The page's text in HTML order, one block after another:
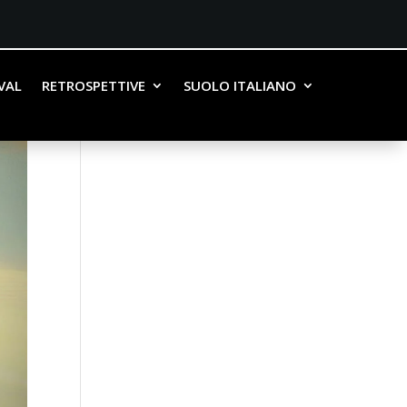
RETROSPETTIVE SUOLO ITALIANO